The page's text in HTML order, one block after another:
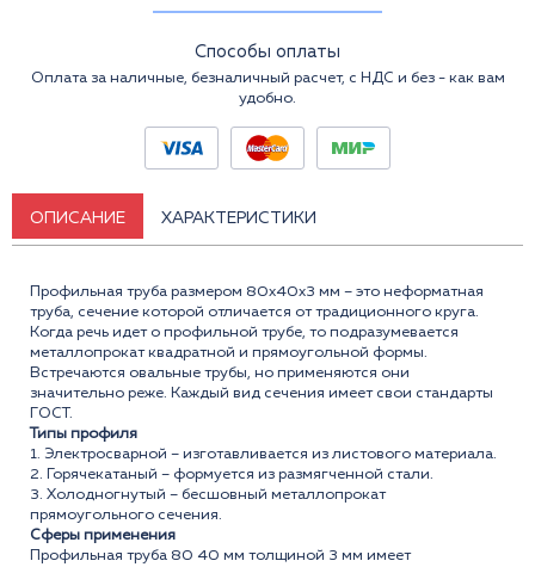
Способы оплаты
Оплата за наличные, безналичный расчет, с НДС и без - как вам
удобно.
ОПИСАНИЕ ХАРАКТЕРИСТИКИ
Профильная труба размером 80x40x3 мм – это неформатная
труба, сечение которой отличается от традиционного круга.
Когда речь идет о профильной трубе, то подразумевается
металлопрокат квадратной и прямоугольной формы.
Встречаются овальные трубы, но применяются они
значительно реже. Каждый вид сечения имеет свои стандарты
ГОСТ.
Типы профиля
1. Электросварной – изготавливается из листового материала.
2. Горячекатаный – формуется из размягченной стали.
3. Холодногнутый – бесшовный металлопрокат
прямоугольного сечения.
Сферы применения
Профильная труба 80 40 мм толщиной 3 мм имеет